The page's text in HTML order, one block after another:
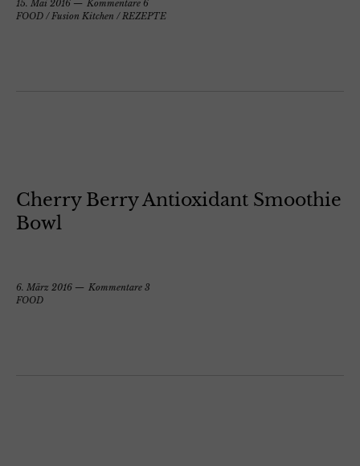
15. Mai 2016
Kommentare 6
FOOD /Fusion Kitchen /REZEPTE
Cherry Berry Antioxidant Smoothie
Bowl
6. März 2016
Kommentare 3
FOOD